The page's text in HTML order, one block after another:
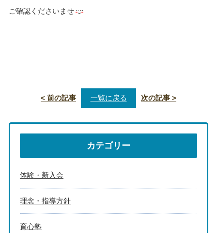
ご確認くださいませ
< 前の記事 一覧に戻る 次の記事 >
カテゴリー
体験・新入会
理念・指導方針
育心塾